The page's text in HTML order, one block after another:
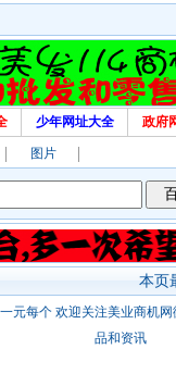
少年网址大全 政府
图片
本页
元每个 欢迎关注美业商机
品和资讯